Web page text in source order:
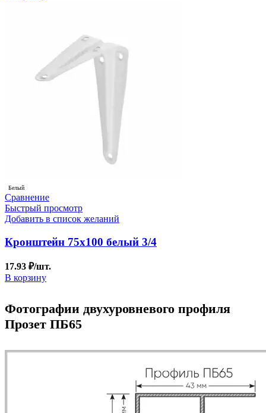
Белый
Сравнение
Быстрый просмотр
Добавить в список желаний
Кронштейн 75х100 белый 3/4
17.93 ₽/шт.
В корзину
Фотографии двухуровневого профиля
Прозет ПБ65